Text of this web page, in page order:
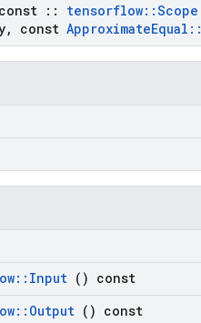
:: tensorflow::Scope
, const ApproximateEqual ::
:: Input () const
:: Output () const